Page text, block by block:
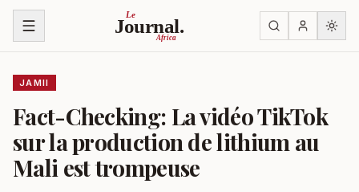
Ruka kwenye yaliyomo
Le
Journal.
Africa
JAMII
Fact-Checking: La vidéo TikTok
sur la production de lithium au
Mali est trompeuse